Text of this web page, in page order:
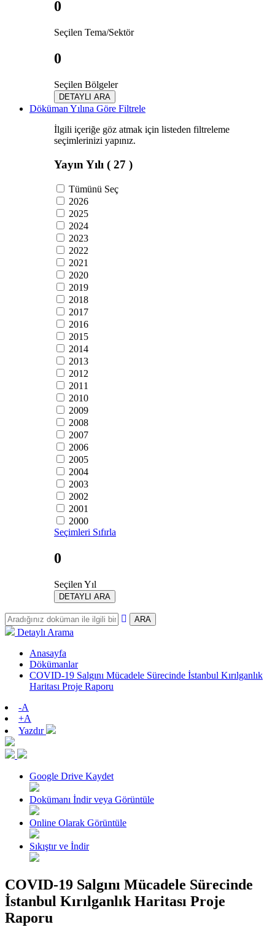
0
Seçilen Tema/Sektör
0
Seçilen Bölgeler
DETAYLI ARA
Döküman Yılına Göre Filtrele
İlgili içeriğe göz atmak için listeden filtreleme
seçimlerinizi yapınız.
Yayın Yılı ( 27 )
Tümünü Seç
2026
2025
2024
2023
2022
2021
2020
2019
2018
2017
2016
2015
2014
2013
2012
2011
2010
2009
2008
2007
2006
2005
2004
2003
2002
2001
2000
Seçimleri Sıfırla
0
Seçilen Yıl
DETAYLI ARA
ARA
Detaylı Arama
Anasayfa
Dökümanlar
COVID-19 Salgını Mücadele Sürecinde İstanbul Kırılganlık
Haritası Proje Raporu
-A
+A
Yazdır
Google Drive Kaydet
Dokümanı İndir veya Görüntüle
Online Olarak Görüntüle
Sıkıştır ve İndir
COVID-19 Salgını Mücadele Sürecinde
İstanbul Kırılganlık Haritası Proje
Raporu